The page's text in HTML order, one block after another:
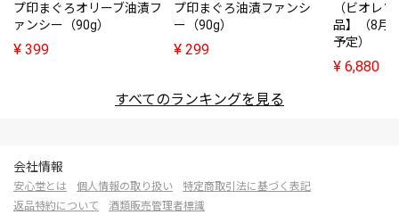
プ印まぐろオリーブ油漬フ
ァンシー（90g）
¥ 399
プ印まぐろ油漬ファンシ
ー（90g）
¥ 299
（ビオレ
品】（8月
予定）
¥ 6,880
すべてのランキングを見る
会社情報
安心堂とは 個人情報の取り扱い
特定商取引法に基づく表記
返品特約について
酒類販売管理者標識